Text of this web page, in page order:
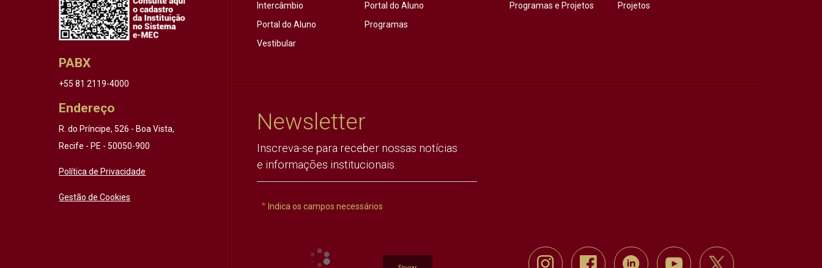
PABX
+55 81 2119-4000
Endereço
R. do Príncipe, 526 - Boa Vista,
Recife - PE - 50050-900
Política de Privacidade
Gestão de Cookies
Intercâmbio
Portal do Aluno
Vestibular
Portal do Aluno
Programas
Programas e Projetos
Projetos
Newsletter
Inscreva-se para receber nossas notícias
e informações institucionais.
Indica os campos necessários